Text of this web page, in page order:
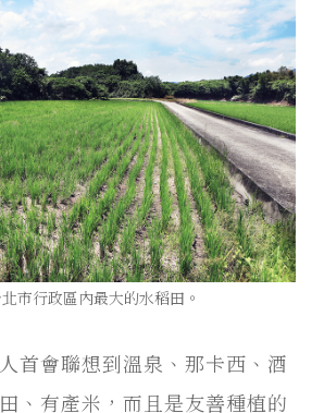
市行政區內最大的水稻田。
首會聯想到溫泉、那卡西、酒
、有產米，而且是友善種植的